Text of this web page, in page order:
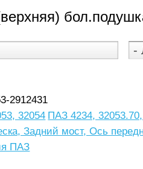
2912431
32054 ПАЗ 4234,
Задний мост, Ось
ПАЗ